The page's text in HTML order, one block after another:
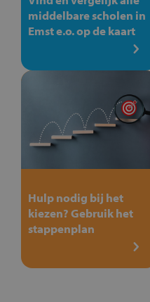
middelbare scholen in
Emst e.o. op de kaart
Hulp nodig bij het
kiezen? Gebruik het
stappenplan